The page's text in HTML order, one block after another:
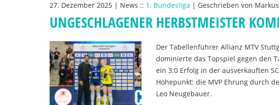
27. Dezember 2025 | News :: 1. Bundesliga | Geschrieben von
UNGESCHLAGENER HERBSTMEISTER
Der Tabellenführer Allianz MTV
dominierte das Topspiel gegen den
ein 3:0 Erfolg in der ausverkauften
Höhepunkt: die MVP Ehrung durch
Leo Neugebauer.